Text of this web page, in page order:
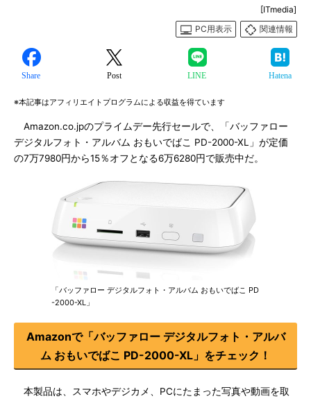
[ITmedia]
PC用表示
関連情報
Share Post LINE Hatena
※本記事はアフィリエイトプログラムによる収益を得ています
Amazon.co.jpのプライムデー先行セールで、「バッファロー
デジタルフォト・アルバム おもいでばこ PD-2000-XL」が定価
の7万7980円から15％オフとなる6万6280円で販売中だ。
「バッファロー デジタルフォト・アルバム おもいでばこ PD
-2000-XL」
Amazonで「バッファロー デジタルフォト・アルバ
ム おもいでばこ PD-2000-XL」をチェック！
本製品は、スマホやデジカメ、PCにたまった写真や動画を取